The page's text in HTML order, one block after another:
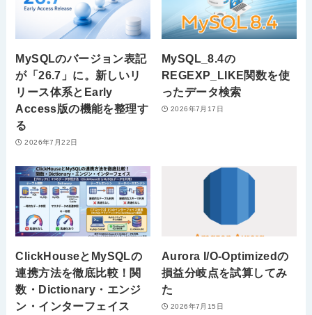
MySQLのバージョン表記
が「26.7」に。新しいリ
リース体系とEarly
Access版の機能を整理す
る
2026年7月22日
MySQL_8.4の
REGEXP_LIKE関数を使
ったデータ検索
2026年7月17日
ClickHouseとMySQLの
連携方法を徹底比較！関
数・Dictionary・エンジ
ン・インターフェイス
Aurora I/O-Optimizedの
損益分岐点を試算してみ
た
2026年7月15日